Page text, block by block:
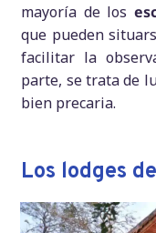
mayoría de los
que pueden
facilitar la
parte, se trata de
bien precaria.
Los lodges